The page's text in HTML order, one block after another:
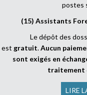
postes
(15) Assistants
Le dépôt des
est gratuit.Aucun
sont exigés en
traitement
LIRE